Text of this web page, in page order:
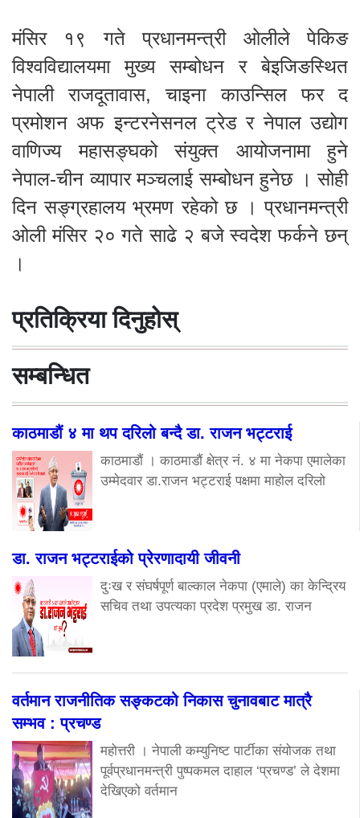
मंसिर १९ गते प्रधानमन्त्री ओलीले पेकिङ
विश्वविद्यालयमा मुख्य सम्बोधन र बेइजिङस्थित
नेपाली राजदूतावास, चाइना काउन्सिल फर द
प्रमोशन अफ इन्टरनेसनल ट्रेड र नेपाल उद्योग
वाणिज्य महासङ्घको संयुक्त आयोजनामा हुने
नेपाल-चीन व्यापार मञ्चलाई सम्बोधन हुनेछ । सोही
दिन सङ्ग्रहालय भ्रमण रहेको छ । प्रधानमन्त्री
ओली मंसिर २० गते साढे २ बजे स्वदेश फर्कने छन्
।
प्रतिक्रिया दिनुहोस्
सम्बन्धित
काठमाडौं ४ मा थप दरिलो बन्दै डा. राजन भट्टराई
काठमाडौं । काठमाडौं क्षेत्र नं. ४ मा नेकपा एमालेका
उम्मेदवार डा.राजन भट्टराई पक्षमा माहोल दरिलो
डा. राजन भट्टराईको प्रेरणादायी जीवनी
दुःख र संघर्षपूर्ण बाल्काल नेकपा (एमाले) का केन्द्रिय
सचिव तथा उपत्यका प्रदेश प्रमुख डा. राजन
वर्तमान राजनीतिक सङ्कटको निकास चुनावबाट मात्रै
सम्भव : प्रचण्ड
महोत्तरी । नेपाली कम्युनिष्ट पार्टीका संयोजक तथा
पूर्वप्रधानमन्त्री पुष्पकमल दाहाल ‘प्रचण्ड’ ले देशमा
देखिएको वर्तमान